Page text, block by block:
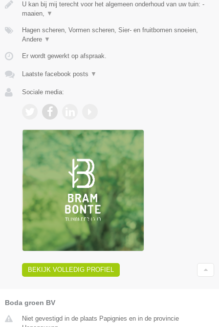
U kan bij mij terecht voor het algemeen onderhoud van uw tuin: -
maaien, ▼
Hagen scheren, Vormen scheren, Sier- en fruitbomen snoeien,
Andere ▼
Er wordt gewerkt op afspraak.
Laatste facebook posts ▼
Sociale media:
BEKIJK VOLLEDIG PROFIEL
Boda groen BV
Niet gevestigd in de plaats Papignies en in de provincie